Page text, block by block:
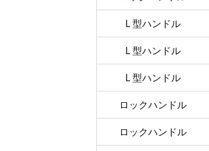
L 型ハンドル
L 型ハンドル
L 型ハンドル
ロックハンドル
ロックハンドル